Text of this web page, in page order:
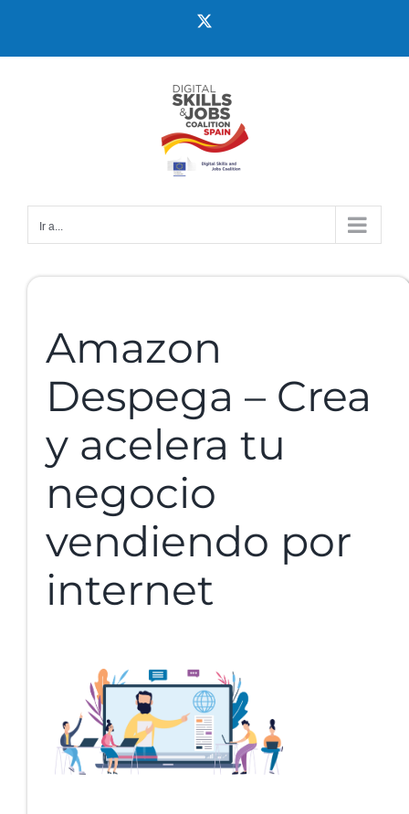
Ir a...
Amazon
Despega – Crea
y acelera tu
negocio
vendiendo por
internet